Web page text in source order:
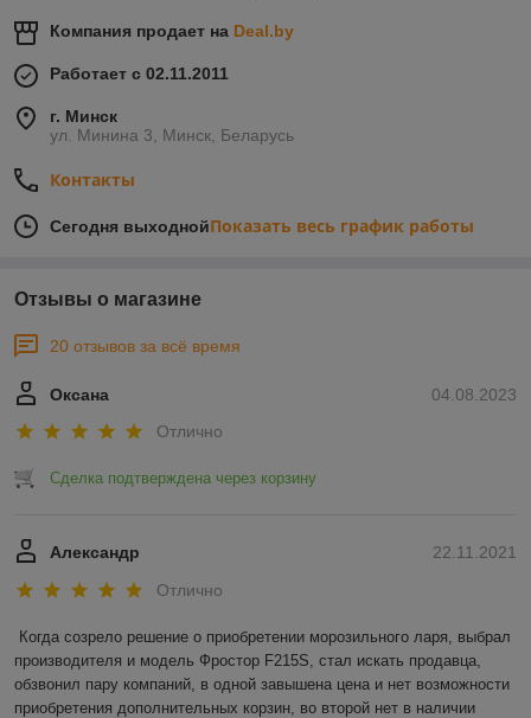
Компания продает на Deal.by
Работает с 02.11.2011
г. Минск
ул. Минина 3, Минск, Беларусь
Контакты
Сегодня выходнойПоказать весь график работы
Отзывы о магазине
20 отзывов за всё время
04.08.2023
Оксана
Отлично
Сделка подтверждена через корзину
22.11.2021
Александр
Отлично
Когда созрело решение о приобретении морозильного ларя, выбрал
производителя и модель Фростор F215S, стал искать продавца,
обзвонил пару компаний, в одной завышена цена и нет возможности
приобретения дополнительных корзин, во второй нет в наличии